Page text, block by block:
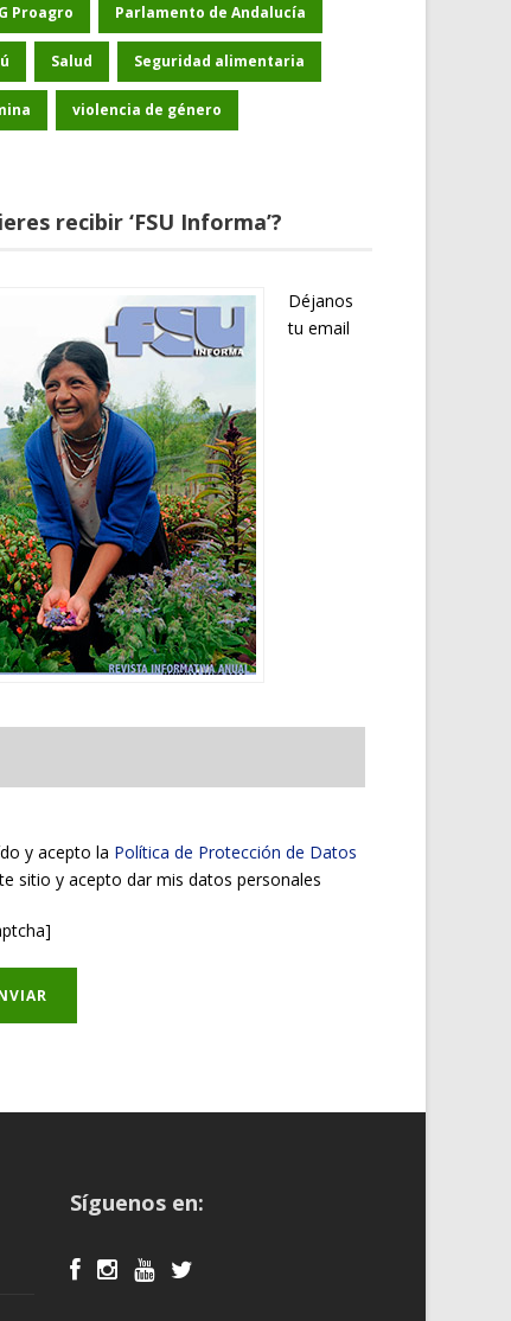
Proagro Parlamento de Andalucía
Salud Seguridad alimentaria
violencia de género
recibir ‘FSU Informa’?
Déjanos
tu email
y acepto la Política de Protección de Datos
sitio y acepto dar mis datos personales
Síguenos en: